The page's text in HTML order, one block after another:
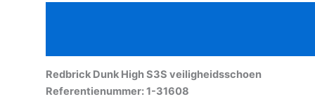
Redbrick Dunk High S3S veiligheidsschoen
Referentienummer: 1-31608